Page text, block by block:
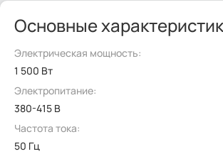
Основные
Электрическая мощность:
1 500 Вт
Электропитание:
380-415 В
Частота тока:
50 Гц